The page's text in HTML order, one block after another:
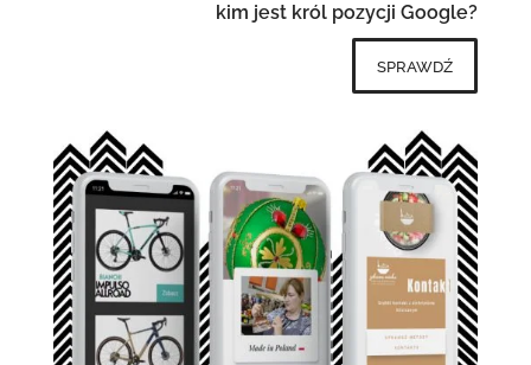
kim jest król pozycji Google?
sprawdź